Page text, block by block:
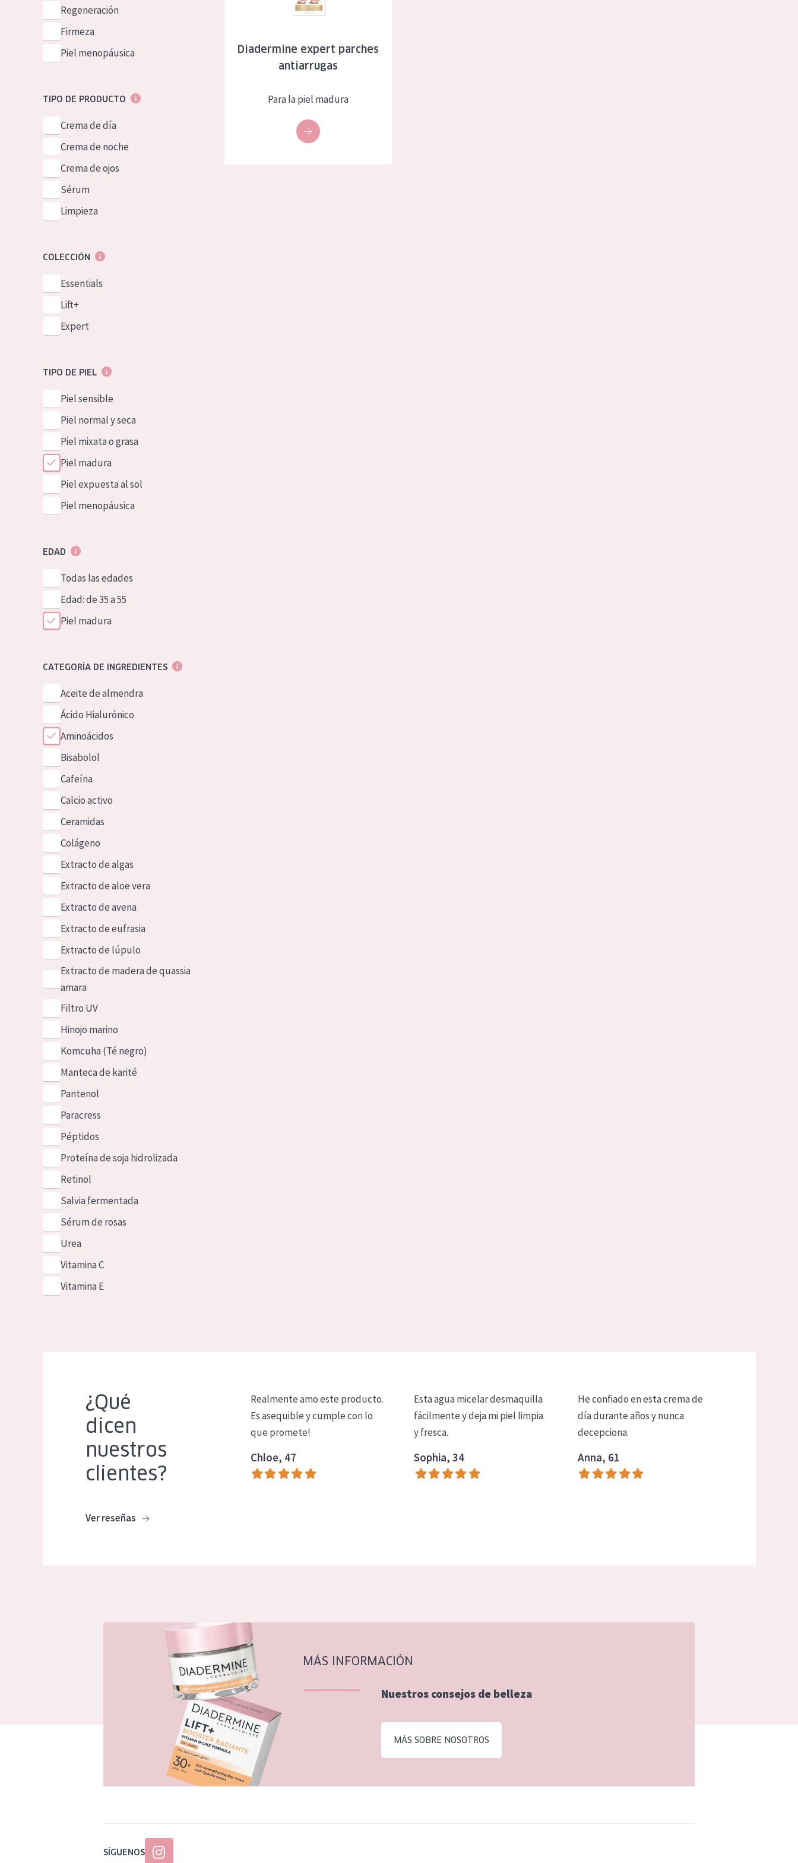
Piel madura
Piel menopáusica
NUESTROS PRODUCTOS
German
Spanish
Greek
Regeneración
Firmeza
Piel menopáusica
TIPO DE PRODUCTO
Crema de día
Crema de noche
Crema de ojos
Sérum
Limpieza
COLECCIÓN
Essentials
Lift+
Expert
TIPO DE PIEL
Piel sensible
Piel normal y seca
Piel mixata o grasa
Piel madura
Piel expuesta al sol
Piel menopáusica
EDAD
Todas las edades
Edad: de 35 a 55
Piel madura
CATEGORÍA DE INGREDIENTES
Aceite de almendra
Ácido Hialurónico
Aminoácidos
Bisabolol
Cafeína
Calcio activo
Ceramidas
Colágeno
Extracto de algas
Extracto de aloe vera
Extracto de avena
Extracto de eufrasia
Extracto de lúpulo
Extracto de madera de quassia
amara
Filtro UV
Hinojo marino
Komcuha (Té negro)
Manteca de karité
Pantenol
Paracress
Péptidos
Proteína de soja hidrolizada
Retinol
Salvia fermentada
Sérum de rosas
Urea
Vitamina C
Vitamina E
Diadermine expert parches
antiarrugas
Para la piel madura
¿Qué
dicen
nuestros
clientes?
Ver reseñas
Realmente amo este producto.
Es asequible y cumple con lo
que promete!
Chloe, 47
Esta agua micelar desmaquilla
fácilmente y deja mi piel limpia
y fresca.
Sophia, 34
He confiado en esta crema de
día durante años y nunca
decepciona.
Anna, 61
MÁS INFORMACIÓN
Nuestros consejos de belleza
MÁS SOBRE NOSOTROS
SÍGUENOS